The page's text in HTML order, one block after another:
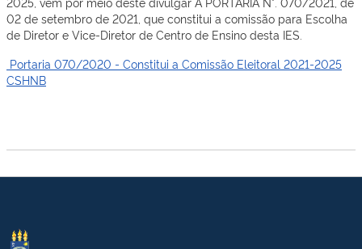
02 de setembro de 2021, que constitui a comissão para Escolha
de Diretor e Vice-Diretor de Centro de Ensino desta IES.
Portaria 070/2020 - Constitui a Comissão Eleitoral 2021-2025
CSHNB